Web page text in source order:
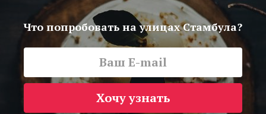
Что попробовать на улицах Стамбула?
Хочу узнать